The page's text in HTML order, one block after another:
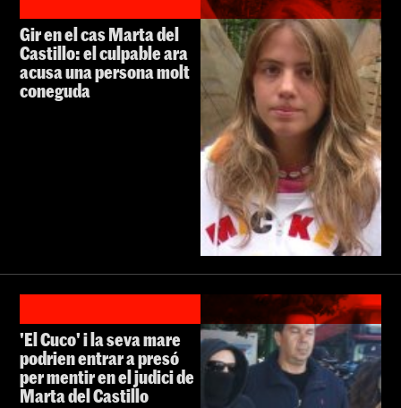
Gir en el cas Marta del
Castillo: el culpable ara
acusa una persona molt
coneguda
'El Cuco' i la seva mare
podrien entrar a presó
per mentir en el judici de
Marta del Castillo